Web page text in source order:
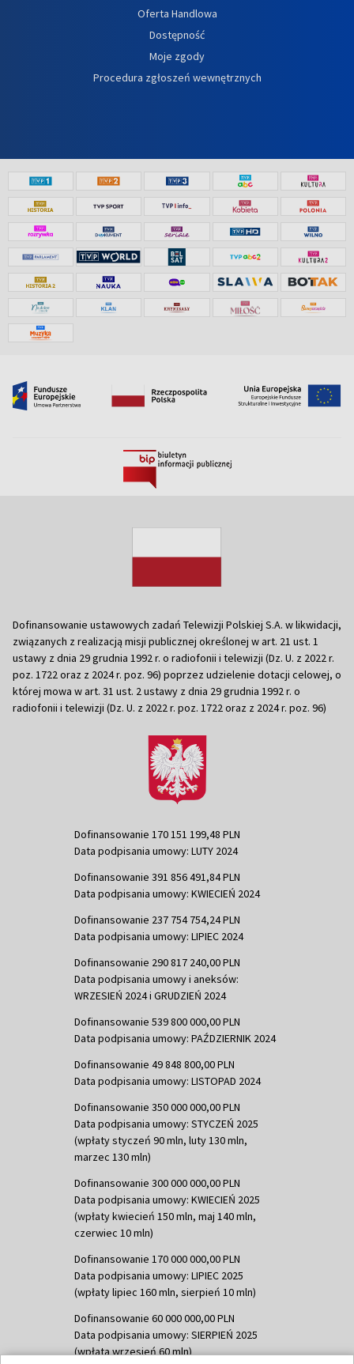
Oferta Handlowa
Dostępność
Moje zgody
Procedura zgłoszeń wewnętrznych
Dofinansowanie ustawowych zadań Telewizji Polskiej S.A. w likwidacji,
związanych z realizacją misji publicznej określonej w art. 21 ust. 1
ustawy z dnia 29 grudnia 1992 r. o radiofonii i telewizji (Dz. U. z 2022 r.
poz. 1722 oraz z 2024 r. poz. 96) poprzez udzielenie dotacji celowej, o
której mowa w art. 31 ust. 2 ustawy z dnia 29 grudnia 1992 r. o
radiofonii i telewizji (Dz. U. z 2022 r. poz. 1722 oraz z 2024 r. poz. 96)
Dofinansowanie 170 151 199,48 PLN
Data podpisania umowy: LUTY 2024
Dofinansowanie 391 856 491,84 PLN
Data podpisania umowy: KWIECIEŃ 2024
Dofinansowanie 237 754 754,24 PLN
Data podpisania umowy: LIPIEC 2024
Dofinansowanie 290 817 240,00 PLN
Data podpisania umowy i aneksów:
WRZESIEŃ 2024 i GRUDZIEŃ 2024
Dofinansowanie 539 800 000,00 PLN
Data podpisania umowy: PAŹDZIERNIK 2024
Dofinansowanie 49 848 800,00 PLN
Data podpisania umowy: LISTOPAD 2024
Dofinansowanie 350 000 000,00 PLN
Data podpisania umowy: STYCZEŃ 2025
(wpłaty styczeń 90 mln, luty 130 mln,
marzec 130 mln)
Dofinansowanie 300 000 000,00 PLN
Data podpisania umowy: KWIECIEŃ 2025
(wpłaty kwiecień 150 mln, maj 140 mln,
czerwiec 10 mln)
Dofinansowanie 170 000 000,00 PLN
Data podpisania umowy: LIPIEC 2025
(wpłaty lipiec 160 mln, sierpień 10 mln)
Dofinansowanie 60 000 000,00 PLN
Data podpisania umowy: SIERPIEŃ 2025
(wpłata wrzesień 60 mln)